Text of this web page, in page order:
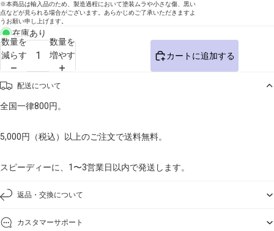
※本商品は輸入品のため、製造過程において塗装ムラや小さな傷、黒い
点などが見られる場合がございます。あらかじめご了承いただきますよ
うお願い申し上げます。
在庫あり
数量を
減らす
数量を
増やす
カートに追加する
配送について
全国一律800円。
5,000円（税込）以上のご注文で送料無料。
スピーディーに、1〜3営業日以内で発送します。
返品・交換について
カスタマーサポート